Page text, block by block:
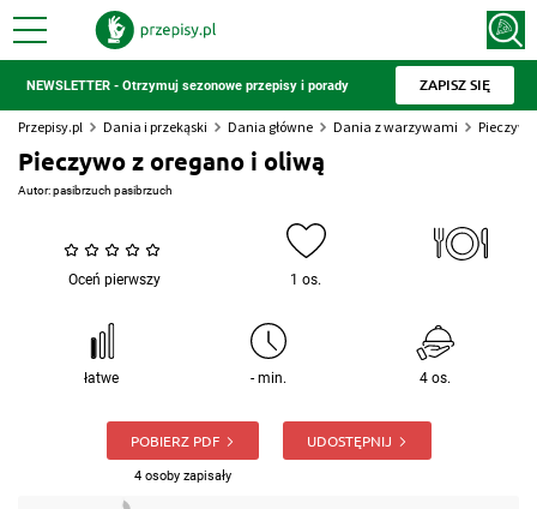
NEWSLETTER - Otrzymuj sezonowe przepisy i porady ZAPISZ SIĘ
Przepisy.pl Dania i przekąski Dania główne Dania z warzywami
Pieczywo z oregano i oliwą
Autor:pasibrzuch pasibrzuch
Oceń pierwszy 1 os.
łatwe - min. 4 os.
POBIERZ PDF
4 osoby zapisały
UDOSTĘPNIJ